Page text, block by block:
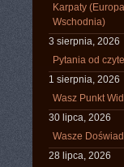
Karpaty
Wschodnia)
3 sierpnia, 2026
Pytania od
1 sierpnia, 2026
Wasz Punkt
30 lipca, 2026
Wasze
28 lipca, 2026